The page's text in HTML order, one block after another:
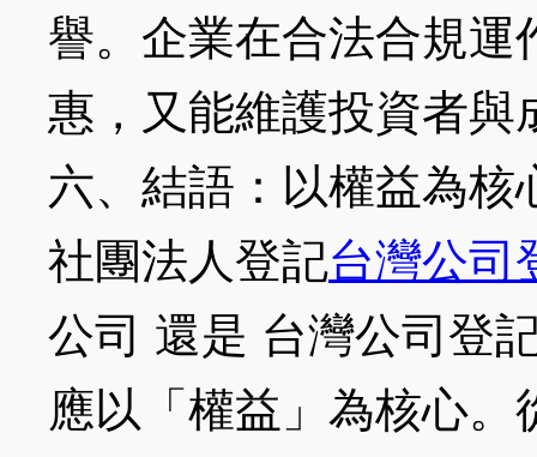
譽。企業在合法合規運
惠，又能維護投資者與
六、結語：以權益為
社團法人登記台灣公司
公司 還是 台灣公司登
應以「權益」為核心